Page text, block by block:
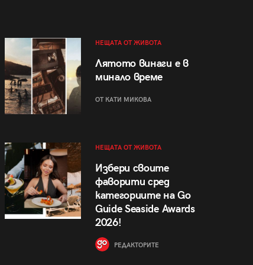
НЕЩАТА ОТ ЖИВОТА
Лятото винаги е в
минало време
ОТ КАТИ МИКОВА
НЕЩАТА ОТ ЖИВОТА
Избери своите
фаворити сред
категориите на Go
Guide Seaside Awards
2026!
РЕДАКТОРИТЕ